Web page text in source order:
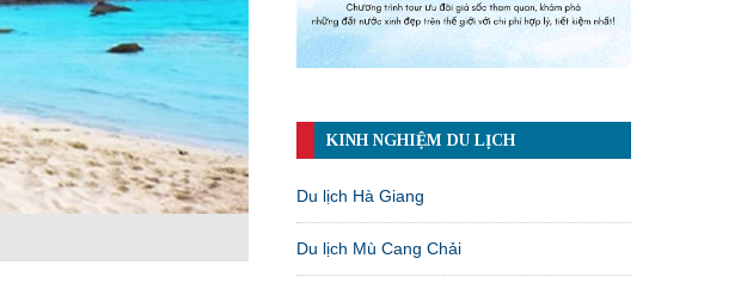
KINH NGHIỆM DU LỊCH
Du lịch Hà Giang
Du lịch Mù Cang Chải